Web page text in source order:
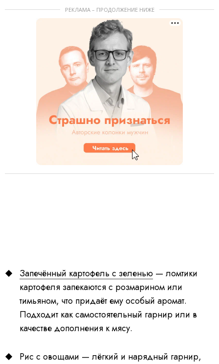
РЕКЛАМА – ПРОДОЛЖЕНИЕ НИЖЕ
Запечённый картофель с зеленью — ломтики
картофеля запекаются с розмарином или
тимьяном, что придаёт ему особый аромат.
Подходит как самостоятельный гарнир или в
качестве дополнения к мясу.
Рис с овощами — лёгкий и нарядный гарнир,